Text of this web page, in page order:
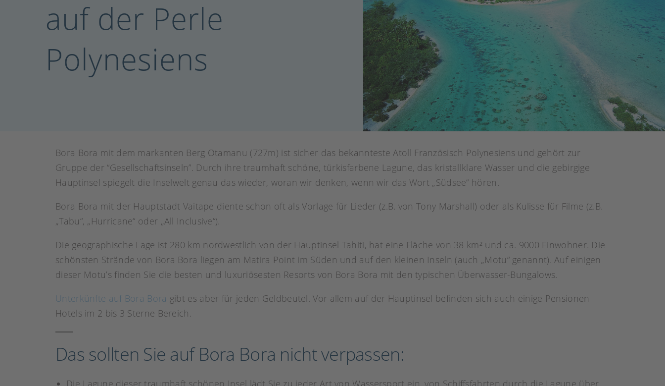
auf der Perle
Polynesiens
Bora Bora mit dem markanten Berg Otamanu (727m) ist sicher das bekannteste Atoll Französisch Polynesiens und gehört zur
Gruppe der “Gesellschaftsinseln”. Durch ihre traumhaft schöne, türkisfarbene Lagune, das kristallklare Wasser und die gebirgige
Hauptinsel spiegelt die Inselwelt genau das wieder, woran wir denken, wenn wir das Wort „Südsee“ hören.
Bora Bora mit der Hauptstadt Vaitape diente schon oft als Vorlage für Lieder (z.B. von Tony Marshall) oder als Kulisse für Filme (z.B.
„Tabu“, „Hurricane“ oder „All Inclusive“).
Die geographische Lage ist 280 km nordwestlich von der Hauptinsel Tahiti, hat eine Fläche von 38 km² und ca. 9000 Einwohner. Die
schönsten Strände von Bora Bora liegen am Matira Point im Süden und auf den kleinen Inseln (auch „Motu“ genannt). Auf einigen
dieser Motu’s finden Sie die besten und luxuriösesten Resorts von Bora Bora mit den typischen Überwasser-Bungalows.
Unterkünfte auf Bora Bora gibt es aber für jeden Geldbeutel. Vor allem auf der Hauptinsel befinden sich auch einige Pensionen
Hotels im 2 bis 3 Sterne Bereich.
Das sollten Sie auf Bora Bora nicht verpassen:
Die Lagune dieser traumhaft schönen Insel lädt Sie zu jeder Art von Wassersport ein, von Schiffsfahrten durch die Lagune über